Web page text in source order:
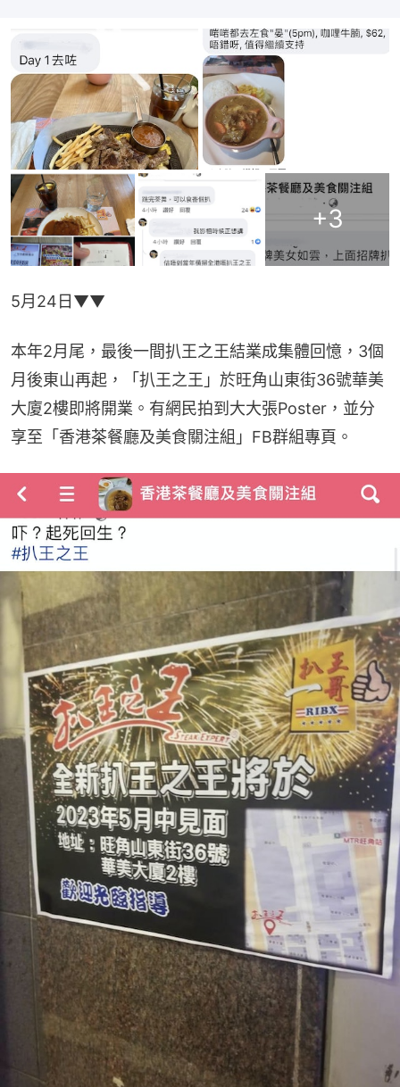
+3
5月24日▼▼
本年2月尾，最後一間扒王之王結業成集體回憶，3個
月後東山再起，「扒王之王」於旺角山東街36號華美
大廈2樓即將開業。有網民拍到大大張Poster，並分
享至「香港茶餐廳及美食關注組」FB群組專頁。